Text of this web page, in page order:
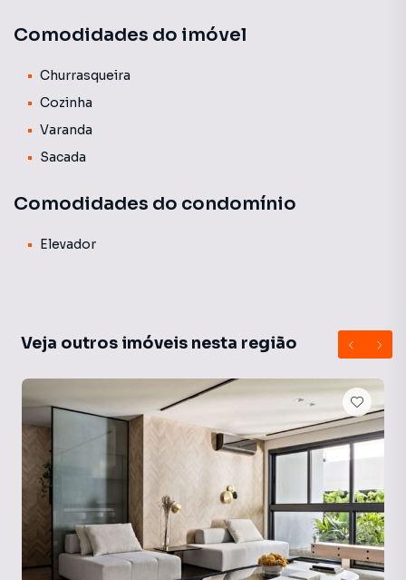
do edifício. O Alto da Palhano por um novo olhar.
Comodidades do imóvel
Churrasqueira
Cozinha
Varanda
Sacada
Comodidades do condomínio
Elevador
Veja outros imóveis nesta região